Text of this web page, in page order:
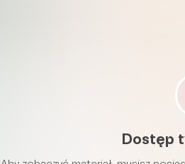
Dostęp